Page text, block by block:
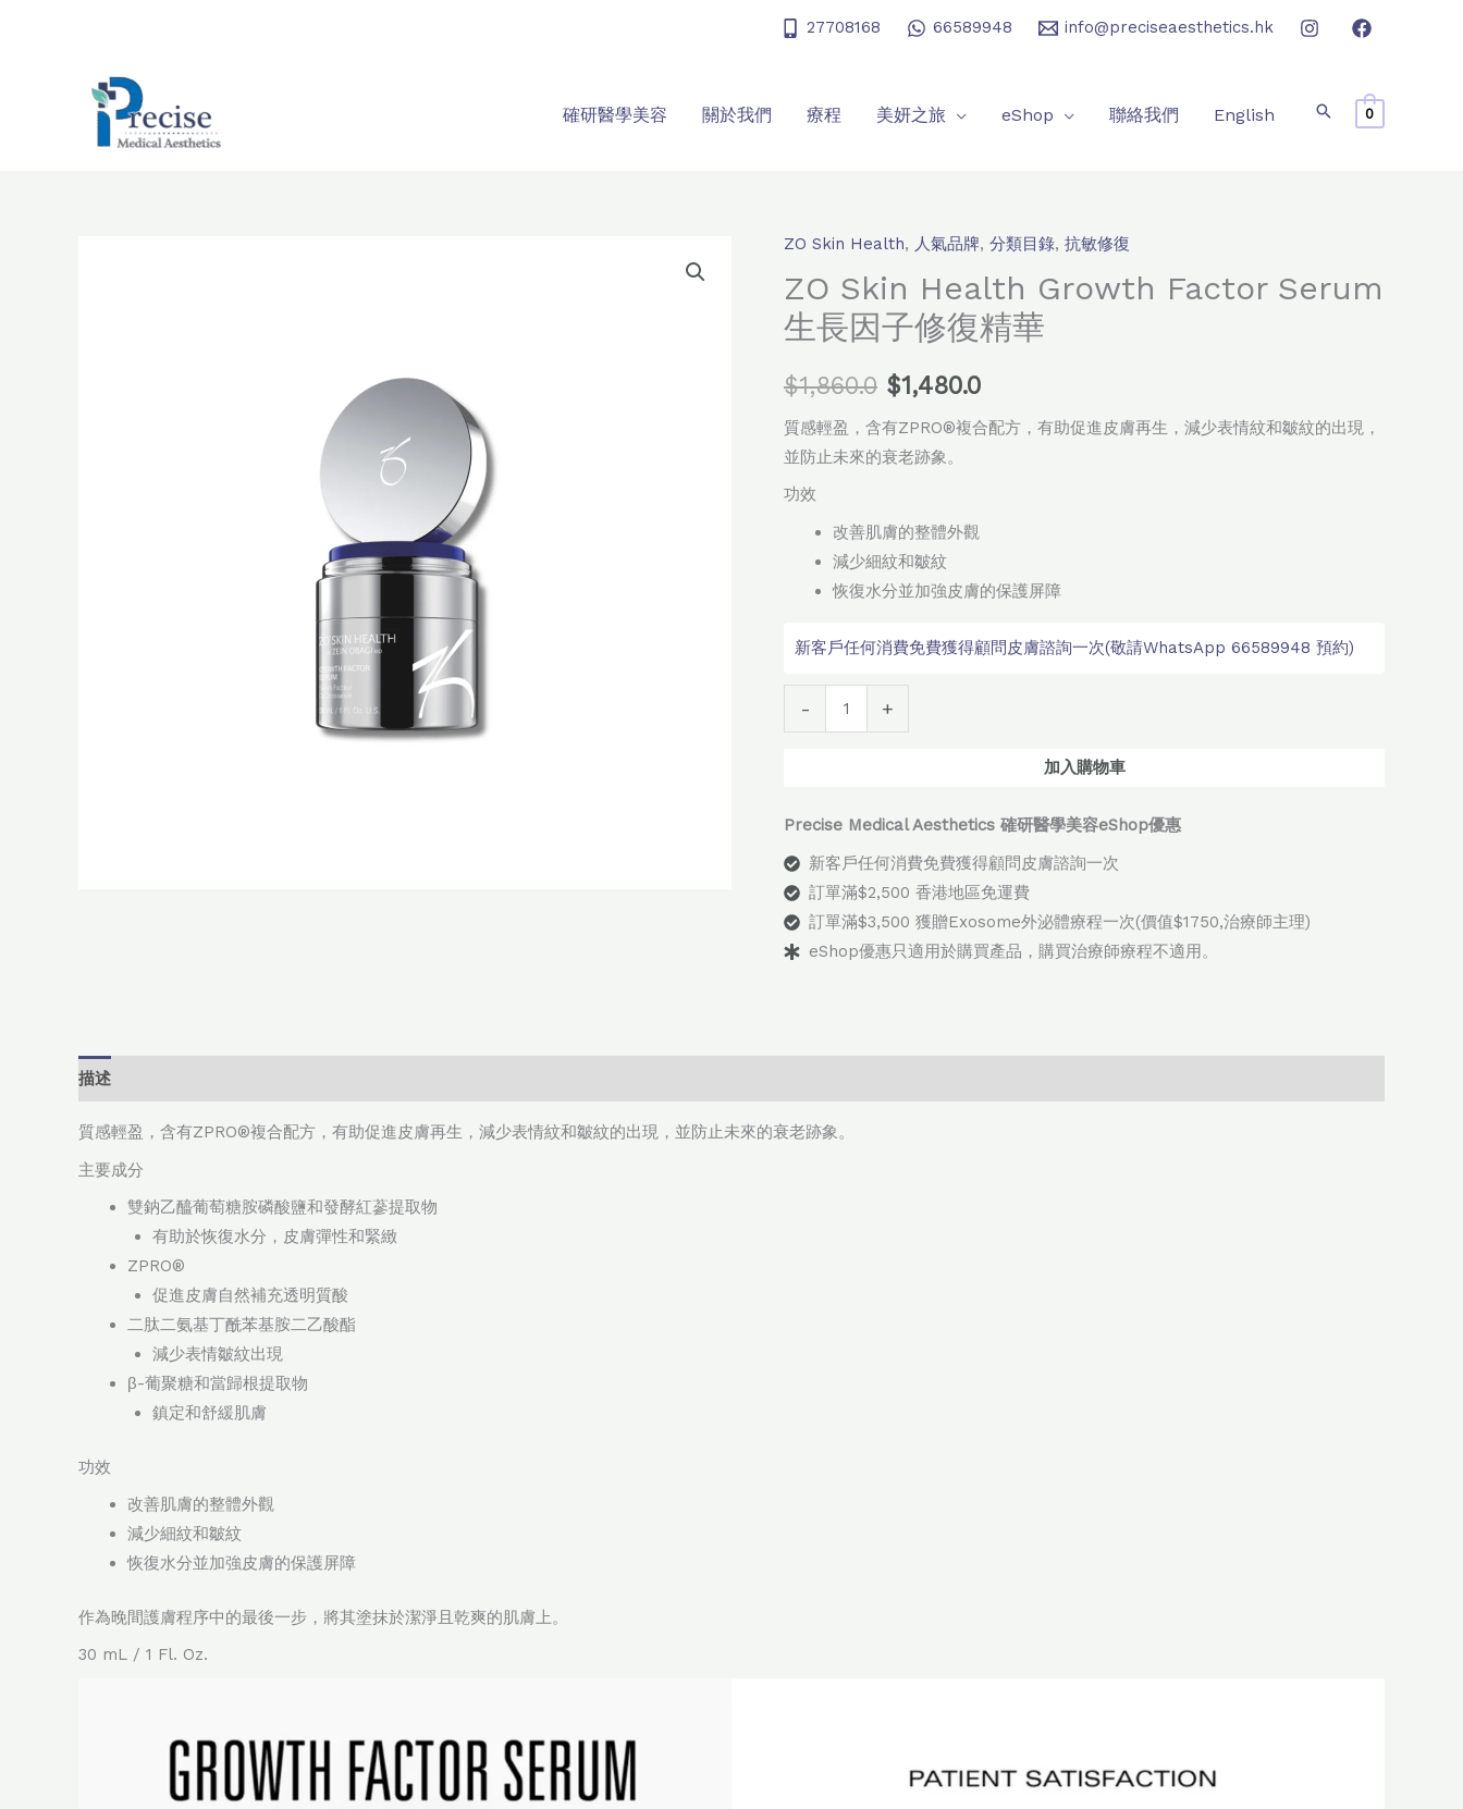
27708168 66589948 info@preciseaesthetics.hk
確研醫學美容 關於我們 療程 美妍之旅 eShop 聯絡我們 English 0
ZO Skin Health, 人氣品牌, 分類目錄, 抗敏修復
ZO Skin Health Growth Factor Serum
生長因子修復精華
$1,860.0
原
始
價
格：
$1,860.0。
$1,480.0
目
前
價
格：
$1,480.0。
質感輕盈，含有ZPRO®複合配方，有助促進皮膚再生，減少表情紋和皺紋的出現，
並防止未來的衰老跡象。
功效
改善肌膚的整體外觀
減少細紋和皺紋
恢復水分並加強皮膚的保護屏障
新客戶任何消費免費獲得顧問皮膚諮詢一次(敬請WhatsApp 66589948 預約)
-
ZO
Skin
Health
Growth
Serum
生
長
因
數
量
+
加入購物車
Precise Medical Aesthetics 確研醫學美容eShop優惠
新客戶任何消費免費獲得顧問皮膚諮詢一次
訂單滿$2,500 香港地區免運費
訂單滿$3,500 獲贈Exosome外泌體療程一次(價值$1750,治療師主理)
eShop優惠只適用於購買產品，購買治療師療程不適用。
描述
質感輕盈，含有ZPRO®複合配方，有助促進皮膚再生，減少表情紋和皺紋的出現，並防止未來的衰老跡象。
主要成分
雙鈉乙醯葡萄糖胺磷酸鹽和發酵紅蔘提取物
有助於恢復水分，皮膚彈性和緊緻
ZPRO®
促進皮膚自然補充透明質酸
二肽二氨基丁酰苯基胺二乙酸酯
減少表情皺紋出現
β-葡聚糖和當歸根提取物
鎮定和舒緩肌膚
功效
改善肌膚的整體外觀
減少細紋和皺紋
恢復水分並加強皮膚的保護屏障
作為晚間護膚程序中的最後一步，將其塗抹於潔淨且乾爽的肌膚上。
30 mL / 1 Fl. Oz.